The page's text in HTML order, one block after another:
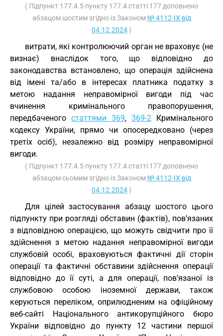
( Підпункт 177.4.5 пункту 177.4 статті 177 доповнено
абзацом шостим згідно із Законом № 4112-IX від
04.12.2024)
витрати, які контролюючий орган не враховує (не
визнає) внаслідок того, що відповідно до
законодавства встановлено, що операція здійснена
від імені та/або в інтересах платника податку з
метою надання неправомірної вигоди під час
вчинення кримінального правопорушення,
передбаченого статтями 369, 369-2 Кримінального
кодексу України, прямо чи опосередковано (через
третіх осіб), незалежно від розміру неправомірної
вигоди.
( Підпункт 177.4.5 пункту 177.4 статті 177 доповнено
абзацом сьомим згідно із Законом № 4112-IX від
04.12.2024)
Для цілей застосування абзацу шостого цього
підпункту при розгляді обставин (фактів), пов’язаних
з відповідною операцією, що можуть свідчити про її
здійснення з метою надання неправомірної вигоди
службовій особі, враховуються фактичні дії сторін
операції та фактичні обставини здійснення операції
відповідно до її суті, а для операції, пов’язаної із
службовою особою іноземної держави, також
керуються переліком, оприлюдненим на офіційному
веб-сайті Національного антикорупційного бюро
України відповідно до пункту 12 частини першої